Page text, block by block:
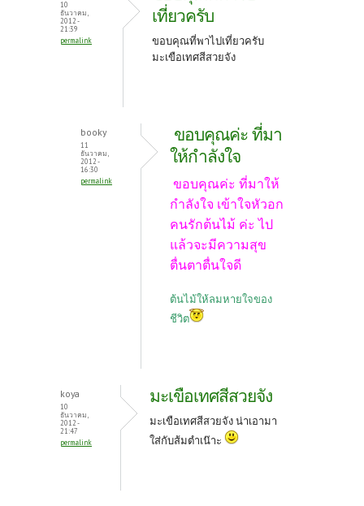
10
ธันวาคม,
2012 -
21:39
permalink
เที่ยวครับ
ขอบคุณที่พาไปเที่ยวครับ
มะเขือเทศสีสวยจัง
booky
11
ธันวาคม,
2012 -
16:30
permalink
ขอบคุณค่ะ ที่มา
ให้กำลังใจ
ขอบคุณค่ะ ที่มาให้
กำลังใจ เข้าใจหัวอก
คนรักต้นไม้ ค่ะ ไป
แล้วจะมีความสุข
ตื่นตาตื่นใจดี
ต้นไม้ให้ลมหายใจของ
ชีวิต
koya
10
ธันวาคม,
2012 -
21:47
permalink
มะเขือเทศสีสวยจัง
มะเขือเทศสีสวยจัง น่าเอามา
ใส่กับส้มตำเน๊าะ